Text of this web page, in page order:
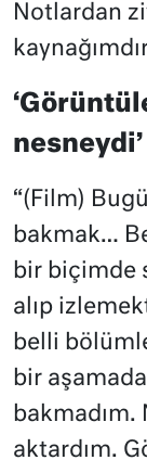
Notlardan
nesneydi’
“(Film)
bakmak…
bir biçimde
alıp
belli
bir
aktardım.